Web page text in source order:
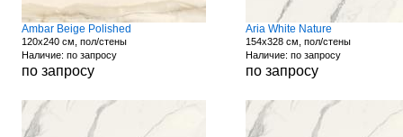
Ambar Beige Polished
120x240 см, пол/стены
Наличие: по запросу
по запросу
Aria White Nature
154x328 см, пол/стены
Наличие: по запросу
по запросу